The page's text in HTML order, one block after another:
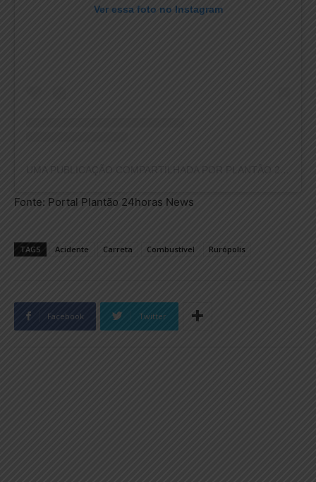
Ver essa foto no Instagram
Fonte: Portal Plantão 24horas News
TAGS Acidente Carreta Combustível Rurópolis
Facebook Twitter